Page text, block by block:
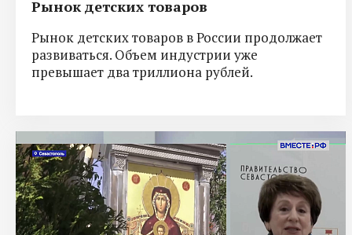
Рынок детских товаров
Рынок детских товаров в России продолжает
развиваться. Объем индустрии уже
превышает два триллиона рублей.